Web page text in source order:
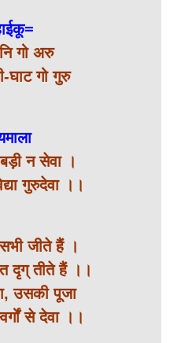
गो अरु
घाट गो गुरु
न सेवा ।
गुरुदेवा ।।
जीते हैं ।
दृग् तीते हैं ।।
उसकी पूजा
से देवा ।।